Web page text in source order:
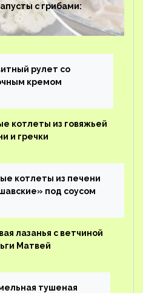
с грибами:
рулет со
кремом
котлеты из говяжьей
и гречки
котлеты из печени
под соусом
лазанья с ветчиной
Матвей
тушеная